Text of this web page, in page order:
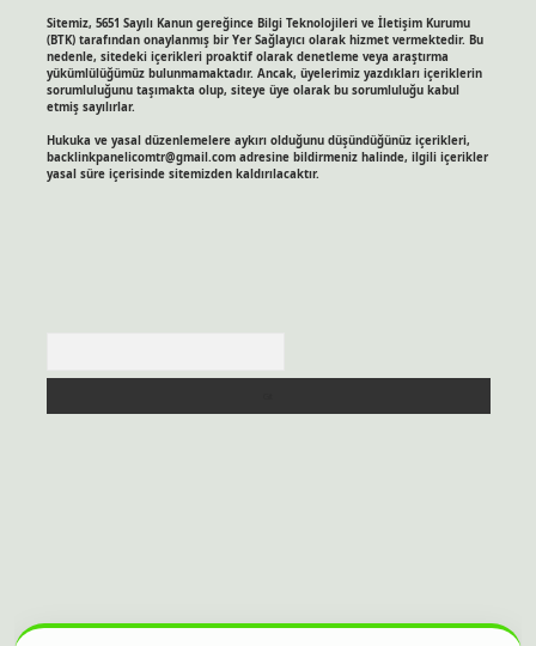
Sitemiz, 5651 Sayılı Kanun gereğince Bilgi Teknolojileri ve İletişim Kurumu
(BTK) tarafından onaylanmış bir Yer Sağlayıcı olarak hizmet vermektedir. Bu
nedenle, sitedeki içerikleri proaktif olarak denetleme veya araştırma
yükümlülüğümüz bulunmamaktadır. Ancak, üyelerimiz yazdıkları içeriklerin
sorumluluğunu taşımakta olup, siteye üye olarak bu sorumluluğu kabul
etmiş sayılırlar.
Hukuka ve yasal düzenlemelere aykırı olduğunu düşündüğünüz içerikleri,
backlinkpanelicomtr@gmail.comadresine bildirmeniz halinde, ilgili içerikler
yasal süre içerisinde sitemizden kaldırılacaktır.